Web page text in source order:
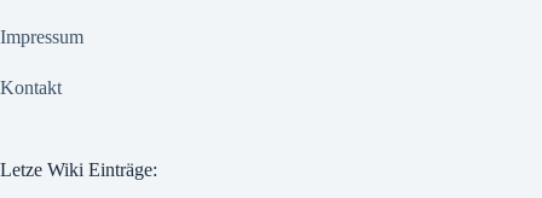
Impressum
Kontakt
Letze Wiki Einträge: